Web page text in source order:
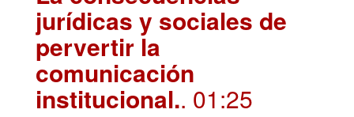
jurídicas y sociales de
pervertir la
comunicación
institucional.. 01:25